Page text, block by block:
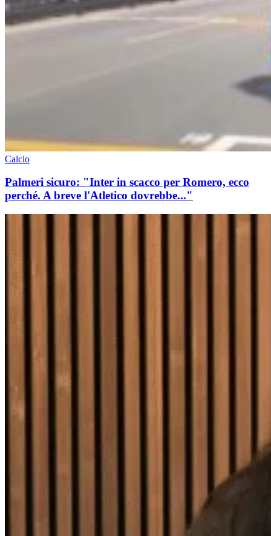
Calcio
Palmeri sicuro: "Inter in scacco per Romero, ecco
perché. A breve l'Atletico dovrebbe..."